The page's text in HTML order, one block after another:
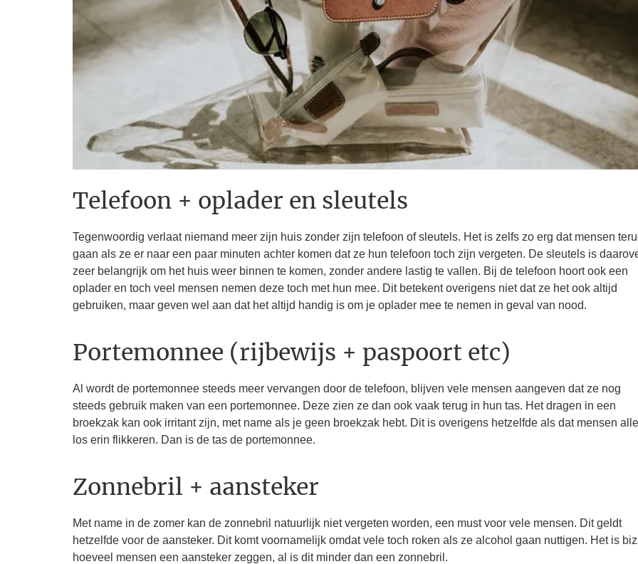
Telefoon + oplader en sleutels
Tegenwoordig verlaat niemand meer zijn huis zonder zijn telefoon of sleutels. Het is zelfs zo erg dat mensen
gaan als ze er naar een paar minuten achter komen dat ze hun telefoon toch zijn vergeten. De sleutels is
zeer belangrijk om het huis weer binnen te komen, zonder andere lastig te vallen. Bij de telefoon hoort ook een
oplader en toch veel mensen nemen deze toch met hun mee. Dit betekent overigens niet dat ze het ook altijd
gebruiken, maar geven wel aan dat het altijd handig is om je oplader mee te nemen in geval van nood.
Portemonnee (rijbewijs + paspoort etc)
Al wordt de portemonnee steeds meer vervangen door de telefoon, blijven vele mensen aangeven dat ze nog
steeds gebruik maken van een portemonnee. Deze zien ze dan ook vaak terug in hun tas. Het dragen in een
broekzak kan ook irritant zijn, met name als je geen broekzak hebt. Dit is overigens hetzelfde als dat mensen
los erin flikkeren. Dan is de tas de portemonnee.
Zonnebril + aansteker
Met name in de zomer kan de zonnebril natuurlijk niet vergeten worden, een must voor vele mensen. Dit geldt
hetzelfde voor de aansteker. Dit komt voornamelijk omdat vele toch roken als ze alcohol gaan nuttigen. Het is
hoeveel mensen een aansteker zeggen, al is dit minder dan een zonnebril.